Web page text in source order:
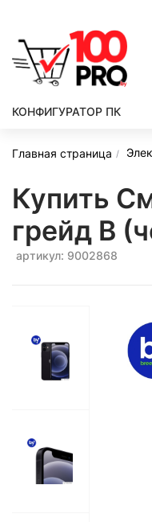
КОНФИГУРАТОР ПК
Главная страница
Купить
грейд B
артикул: 9002868